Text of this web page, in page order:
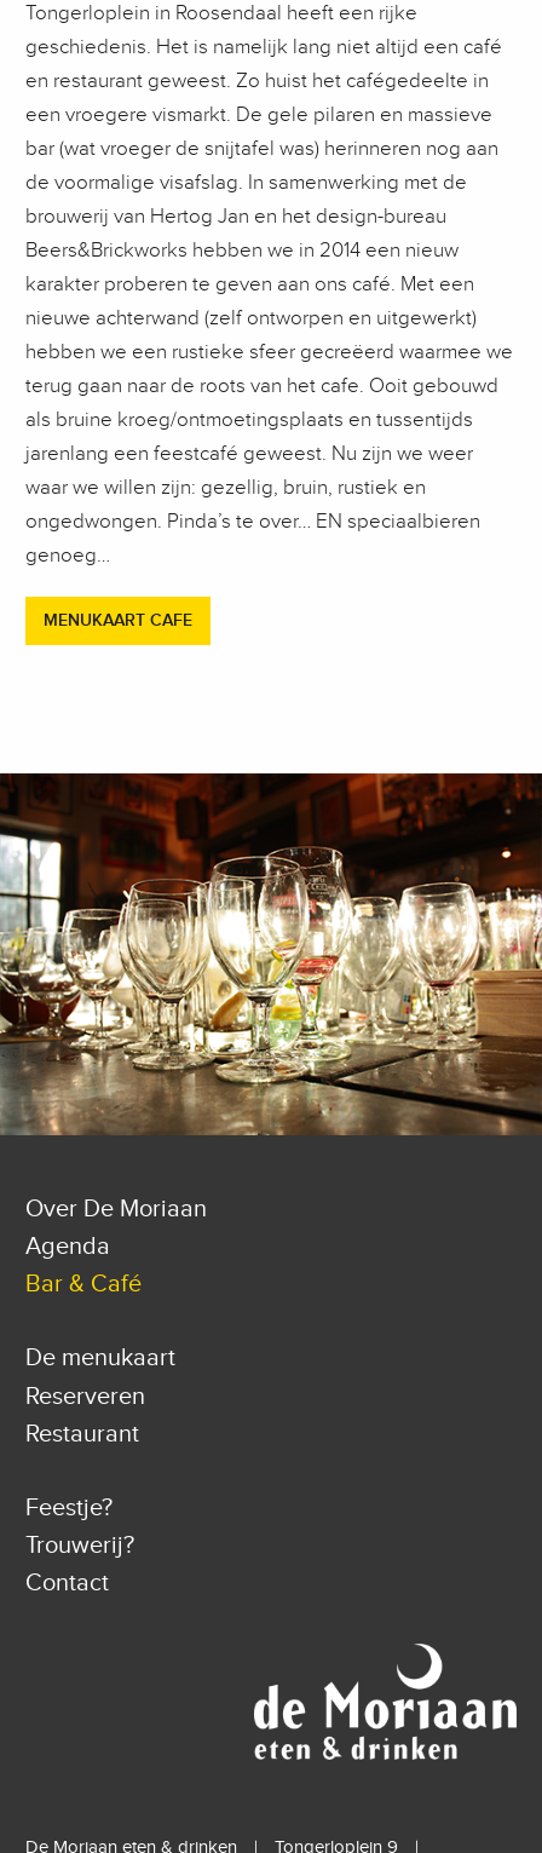
Tongerloplein in Roosendaal heeft een rijke
geschiedenis. Het is namelijk lang niet altijd een café
en restaurant geweest. Zo huist het cafégedeelte in
een vroegere vismarkt. De gele pilaren en massieve
bar (wat vroeger de snijtafel was) herinneren nog aan
de voormalige visafslag. In samenwerking met de
brouwerij van Hertog Jan en het design-bureau
Beers&Brickworks hebben we in 2014 een nieuw
karakter proberen te geven aan ons café. Met een
nieuwe achterwand (zelf ontworpen en uitgewerkt)
hebben we een rustieke sfeer gecreëerd waarmee we
terug gaan naar de roots van het cafe. Ooit gebouwd
als bruine kroeg/ontmoetingsplaats en tussentijds
jarenlang een feestcafé geweest. Nu zijn we weer
waar we willen zijn: gezellig, bruin, rustiek en
ongedwongen. Pinda’s te over… EN speciaalbieren
genoeg…
MENUKAART CAFE
Over De Moriaan
Agenda
Bar & Café
De menukaart
Reserveren
Restaurant
Feestje?
Trouwerij?
Contact
De Moriaan eten & drinken Tongerloplein 9